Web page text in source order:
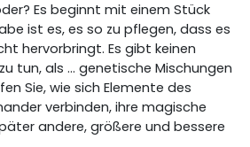
Es beginnt mit einem Stück
ist es, es so zu pflegen, dass es
hervorbringt. Es gibt keinen
tun, als ... genetische Mischungen
Sie, wie sich Elemente des
verbinden, ihre magische
andere, größere und bessere